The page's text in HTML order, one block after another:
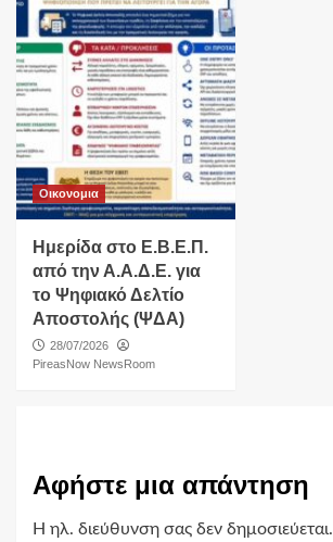
Οικονομια
Ημερίδα στο Ε.Β.Ε.Π.
από την Α.Α.Δ.Ε. για
το Ψηφιακό Δελτίο
Αποστολής (ΨΔΑ)
28/07/2026
PireasNow NewsRoom
Αφήστε μια απάντηση
Η ηλ. διεύθυνση σας δεν δημοσιεύεται.